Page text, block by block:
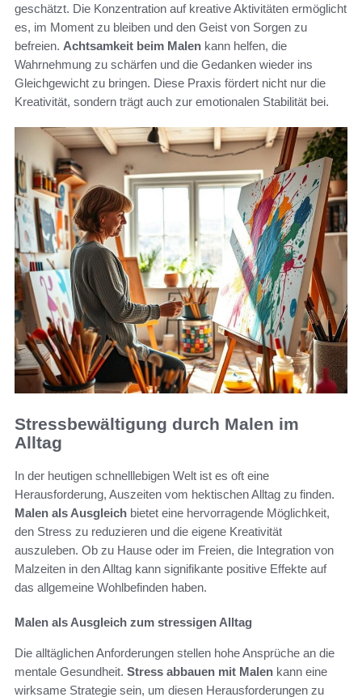
geschätzt. Die Konzentration auf kreative Aktivitäten ermöglicht
es, im Moment zu bleiben und den Geist von Sorgen zu
befreien. Achtsamkeit beim Malen kann helfen, die
Wahrnehmung zu schärfen und die Gedanken wieder ins
Gleichgewicht zu bringen. Diese Praxis fördert nicht nur die
Kreativität, sondern trägt auch zur emotionalen Stabilität bei.
Stressbewältigung durch Malen im
Alltag
In der heutigen schnelllebigen Welt ist es oft eine
Herausforderung, Auszeiten vom hektischen Alltag zu finden.
Malen als Ausgleich bietet eine hervorragende Möglichkeit,
den Stress zu reduzieren und die eigene Kreativität
auszuleben. Ob zu Hause oder im Freien, die Integration von
Malzeiten in den Alltag kann signifikante positive Effekte auf
das allgemeine Wohlbefinden haben.
Malen als Ausgleich zum stressigen Alltag
Die alltäglichen Anforderungen stellen hohe Ansprüche an die
mentale Gesundheit. Stress abbauen mit Malen kann eine
wirksame Strategie sein, um diesen Herausforderungen zu